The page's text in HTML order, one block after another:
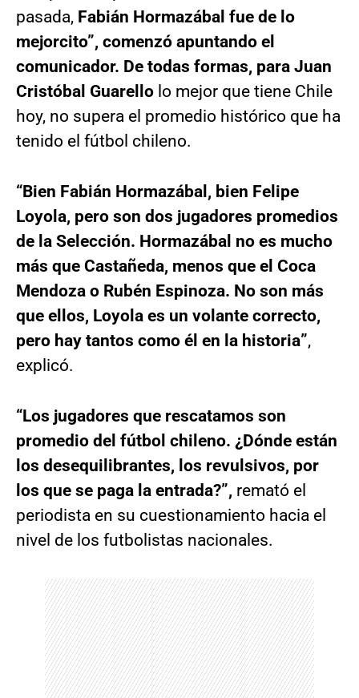
pasada, Fabián Hormazábal fue de lo
mejorcito”, comenzó apuntando el
comunicador. De todas formas, para Juan
Cristóbal Guarello lo mejor que tiene Chile
hoy, no supera el promedio histórico que ha
tenido el fútbol chileno.
“Bien Fabián Hormazábal, bien Felipe
Loyola, pero son dos jugadores promedios
de la Selección. Hormazábal no es mucho
más que Castañeda, menos que el Coca
Mendoza o Rubén Espinoza. No son más
que ellos, Loyola es un volante correcto,
pero hay tantos como él en la historia”,
explicó.
“Los jugadores que rescatamos son
promedio del fútbol chileno. ¿Dónde están
los desequilibrantes, los revulsivos, por
los que se paga la entrada?”, remató el
periodista en su cuestionamiento hacia el
nivel de los futbolistas nacionales.